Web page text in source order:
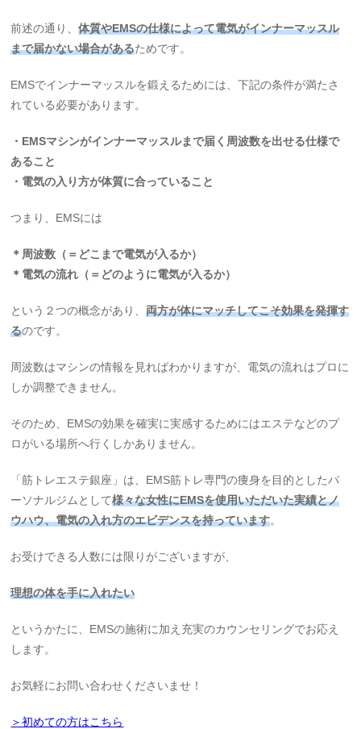
前述の通り、体質やEMSの仕様によって電気がインナーマッスル
まで届かない場合があるためです。
EMSでインナーマッスルを鍛えるためには、下記の条件が満たさ
れている必要があります。
・EMSマシンがインナーマッスルまで届く周波数を出せる仕様で
あること
・電気の入り方が体質に合っていること
つまり、EMSには
＊周波数（＝どこまで電気が入るか）
＊電気の流れ（＝どのように電気が入るか）
という２つの概念があり、両方が体にマッチしてこそ効果を発揮す
るのです。
周波数はマシンの情報を見ればわかりますが、電気の流れはプロに
しか調整できません。
そのため、EMSの効果を確実に実感するためにはエステなどのプ
ロがいる場所へ行くしかありません。
「筋トレエステ銀座」は、EMS筋トレ専門の痩身を目的としたパ
ーソナルジムとして様々な女性にEMSを使用いただいた実績とノ
ウハウ、電気の入れ方のエビデンスを持っています。
お受けできる人数には限りがございますが、
理想の体を手に入れたい
というかたに、EMSの施術に加え充実のカウンセリングでお応え
します。
お気軽にお問い合わせくださいませ！
＞初めての方はこちら